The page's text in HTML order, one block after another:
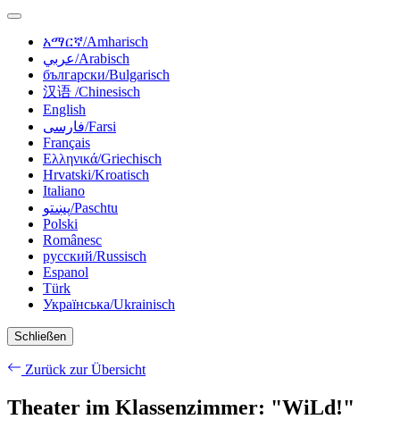
አማርኛ/Amharisch
عربي/Arabisch
български/Bulgarisch
汉语 /Chinesisch
English
فارسی/Farsi
Français
Ελληνικά/Griechisch
Hrvatski/Kroatisch
Italiano
پښتو/Paschtu
Polski
Românesc
русский/Russisch
Espanol
Türk
Українська/Ukrainisch
Schließen
Zurück zur Übersicht
Theater im Klassenzimmer: "WiLd!"